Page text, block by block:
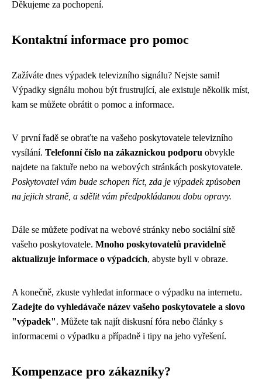
Děkujeme za pochopení.
Kontaktní informace pro pomoc
Zažíváte dnes výpadek televizního signálu? Nejste sami!
Výpadky signálu mohou být frustrující, ale existuje několik míst,
kam se můžete obrátit o pomoc a informace.
V první řadě se obraťte na vašeho poskytovatele televizního
vysílání. Telefonní číslo na zákaznickou podporu obvykle
najdete na faktuře nebo na webových stránkách poskytovatele.
Poskytovatel vám bude schopen říct, zda je výpadek způsoben
na jejich straně, a sdělit vám předpokládanou dobu opravy.
Dále se můžete podívat na webové stránky nebo sociální sítě
vašeho poskytovatele. Mnoho poskytovatelů pravidelně
aktualizuje informace o výpadcích, abyste byli v obraze.
A konečně, zkuste vyhledat informace o výpadku na internetu.
Zadejte do vyhledávače název vašeho poskytovatele a slovo
"výpadek". Můžete tak najít diskusní fóra nebo články s
informacemi o výpadku a případně i tipy na jeho vyřešení.
Kompenzace pro zákazníky?